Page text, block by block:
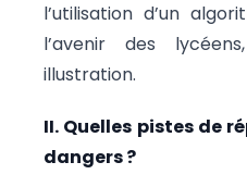
l’utilisation d’un
l’avenir des
illustration.
II. Quelles pistes de
dangers ?